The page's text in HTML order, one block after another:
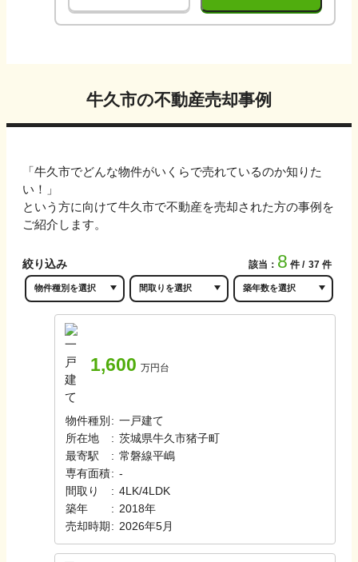
牛久市の不動産売却事例
「牛久市でどんな物件がいくらで売れているのか知りた
い！」
という方に向けて牛久市で不動産を売却された方の事例を
ご紹介します。
絞り込み 該当： 8 件 37 件
1,600 万円台
物件種別 : 一戸建て
所在地
: 茨城県牛久市猪子町
最寄駅
: 常磐線平嶋
専有面積: -
間取り
: 4LK/4LDK
築年
: 2018年
売却時期 : 2026年5月